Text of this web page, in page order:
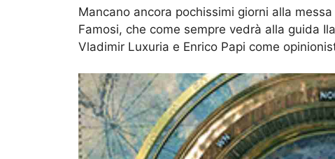
Mancano ancora pochissimi giorni alla
Famosi, che come sempre vedrà alla guida
Vladimir Luxuria e Enrico Papi come